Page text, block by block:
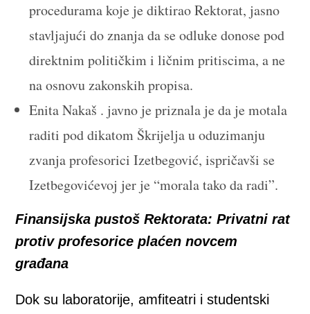
procedurama koje je diktirao Rektorat, jasno
stavljajući do znanja da se odluke donose pod
direktnim političkim i ličnim pritiscima, a ne
na osnovu zakonskih propisa.
Enita Nakaš . javno je priznala je da je motala
raditi pod dikatom Škrijelja u oduzimanju
zvanja profesorici Izetbegović, ispričavši se
Izetbegovićevoj jer je “morala tako da radi”.
Finansijska pustoš Rektorata: Privatni rat
protiv profesorice plaćen novcem
građana
Dok su laboratorije, amfiteatri i studentski